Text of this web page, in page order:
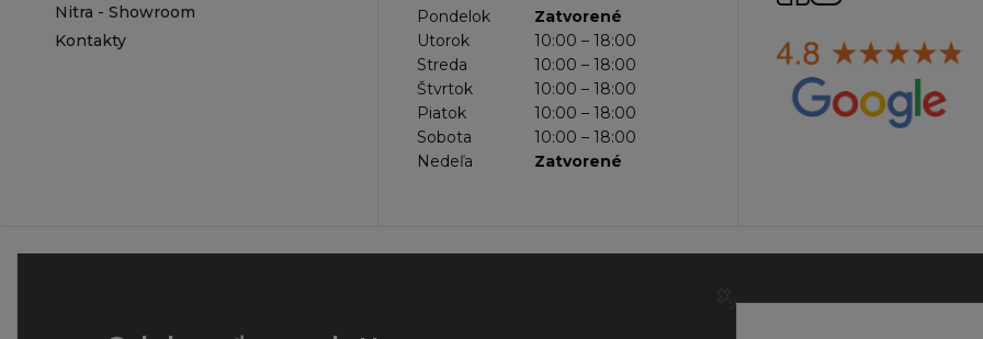
Nitra - Showroom
Kontakty
Pondelok
Zatvorené
Utorok
10:00 – 18:00
Streda
10:00 – 18:00
Štvrtok
10:00 – 18:00
Piatok
10:00 – 18:00
Sobota
10:00 – 18:00
Nedeľa
Zatvorené